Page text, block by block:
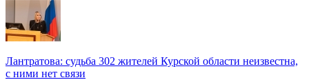
Лантратова: судьба 302 жителей Курской области неизвестна,
с ними нет связи